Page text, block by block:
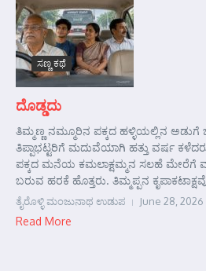
ಸಣ್ಣ ಕಥೆ
ದೊಡ್ಡದು
ತಿಮ್ಮಣ್ಣ ನಮ್ಮೂರಿನ ಪಕ್ಕದ ಹಳ್ಳಿಯಲ್ಲಿನ ಅಡುಗೆ
ತಿಪ್ಪಾಭಟ್ಟರಿಗೆ ಮದುವೆಯಾಗಿ ಹತ್ತು ವರ್ಷ
ಪಕ್ಕದ ಮನೆಯ ಕಮಲಾಕ್ಷಮ್ಮನ ಸಲಹೆ ಮೇರೆಗೆ
ಬರುವ ಹರಕೆ ಹೊತ್ತರು. ತಿಮ್ಮಪ್ಪನ
ತೈರೊಳ್ಳಿ ಮಂಜುನಾಥ ಉಡುಪ June 28, 2026
Read More